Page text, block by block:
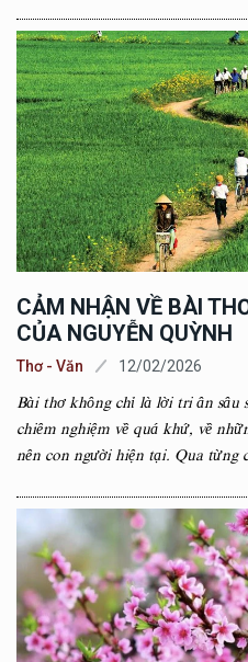
CẢM NHẬN VỀ BÀI
CỦA NGUYỄN QUỲNH
Thơ - Văn 12/02/2026
Bài thơ không chỉ là lời tri ân sâu
chiêm nghiệm về quá khứ, về
nên con người hiện tại. Qua từng